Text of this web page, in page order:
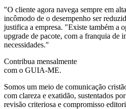
"O cliente agora navega sempre em
incômodo de o desempenho ser
justifica a empresa. "Existe também a
upgrade de pacote, com a franquia de
necessidades."
Contribua mensalmente
com o GUIA-ME.
Somos um meio de comunicação
com clareza e exatidão, sustentados
revisão criteriosa e compromisso